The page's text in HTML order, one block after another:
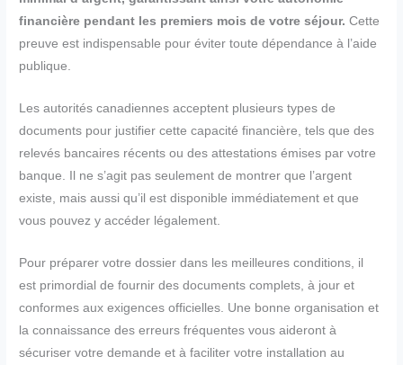
financière pendant les premiers mois de votre séjour. Cette
preuve est indispensable pour éviter toute dépendance à l’aide
publique.
Les autorités canadiennes acceptent plusieurs types de
documents pour justifier cette capacité financière, tels que des
relevés bancaires récents ou des attestations émises par votre
banque. Il ne s’agit pas seulement de montrer que l’argent
existe, mais aussi qu’il est disponible immédiatement et que
vous pouvez y accéder légalement.
Pour préparer votre dossier dans les meilleures conditions, il
est primordial de fournir des documents complets, à jour et
conformes aux exigences officielles. Une bonne organisation et
la connaissance des erreurs fréquentes vous aideront à
sécuriser votre demande et à faciliter votre installation au